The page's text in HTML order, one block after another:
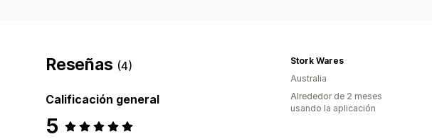
Reseñas (4)
Calificación general
5
Stork Wares
Australia
Alrededor de 2 meses
usando la aplicación